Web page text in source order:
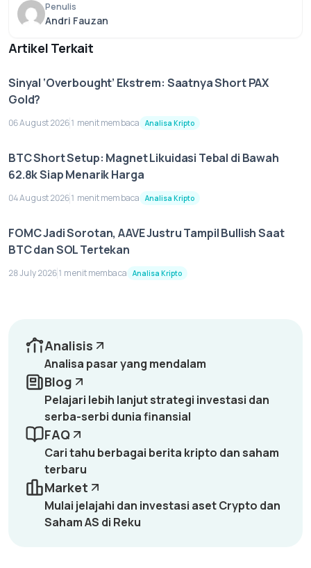
Penulis
Andri Fauzan
Artikel Terkait
Sinyal ‘Overbought’ Ekstrem: Saatnya Short PAX
Gold?
06 August 20261 menit membaca Analisa Kripto
BTC Short Setup: Magnet Likuidasi Tebal di Bawah
62.8k Siap Menarik Harga
04 August 20261 menit membaca Analisa Kripto
FOMC Jadi Sorotan, AAVE Justru Tampil Bullish Saat
BTC dan SOL Tertekan
28 July 20261 menit membaca Analisa Kripto
Analisis
Analisa pasar yang mendalam
Blog
Pelajari lebih lanjut strategi investasi dan
serba-serbi dunia finansial
FAQ
Cari tahu berbagai berita kripto dan saham
terbaru
Market
Mulai jelajahi dan investasi aset Crypto dan
Saham AS di Reku